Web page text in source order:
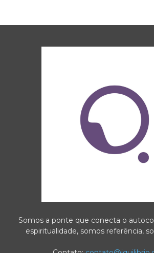
Somos a ponte que conecta o
espiritualidade, somos referência,